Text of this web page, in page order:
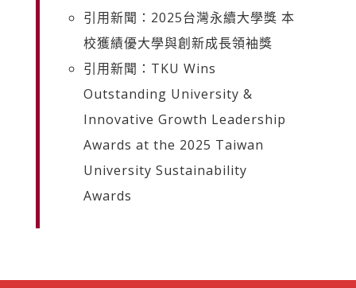
引用新聞：2025台灣永續大學獎 本
校獲績優大學與創新成長領袖獎
引用新聞：TKU Wins
Outstanding University &
Innovative Growth Leadership
Awards at the 2025 Taiwan
University Sustainability
Awards